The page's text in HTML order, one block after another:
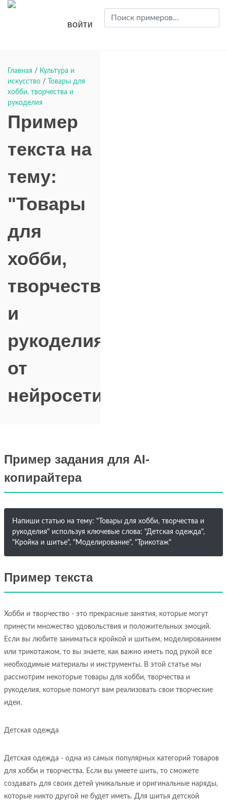
ВОЙТИ
Главная / Культура и
искусство /
Товары для
хобби, творчества и
рукоделия
Пример
текста на
тему:
"Товары
для
хобби,
творчества
и
рукоделия"
от
нейросети
Пример задания для AI-
копирайтера
Напиши статью на тему: "Товары для хобби, творчества и
рукоделия" используя ключевые слова: "Детская одежда",
"Кройка и шитье", "Моделирование", "Трикотаж"
Пример текста
Хобби и творчество - это прекрасные занятия, которые могут
принести множество удовольствия и положительных эмоций.
Если вы любите заниматься кройкой и шитьем, моделированием
или трикотажом, то вы знаете, как важно иметь под рукой все
необходимые материалы и инструменты. В этой статье мы
рассмотрим некоторые товары для хобби, творчества и
рукоделия, которые помогут вам реализовать свои творческие
идеи.
Детская одежда
Детская одежда - одна из самых популярных категорий товаров
для хобби и творчества. Если вы умеете шить, то сможете
создавать для своих детей уникальные и оригинальные наряды,
которые никто другой не будет иметь. Для шитья детской